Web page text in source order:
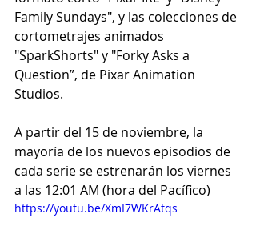
Family Sundays", y las colecciones de
cortometrajes animados
"SparkShorts" y "Forky Asks a
Question”, de Pixar Animation
Studios.
A partir del 15 de noviembre, la
mayoría de los nuevos episodios de
cada serie se estrenarán los viernes
a las 12:01 AM (hora del Pacífico)
https://youtu.be/XmI7WKrAtqs